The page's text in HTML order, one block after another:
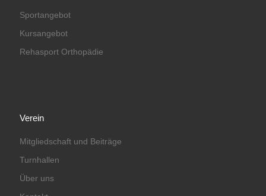
Sportangebot
Kursangebot
Rehasport Orthopädie
Verein
Mitgliedschaft und Beiträge
Turnhallen
Über uns